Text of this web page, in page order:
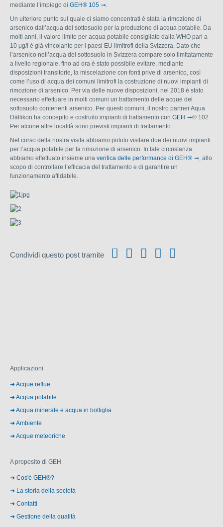
mediante l’impiego di GEH® 105
.
Un ulteriore punto sul quale ci siamo concentrati è stata la rimozione di
arsenico dall’acqua del sottosuolo per la produzione di acqua potabile. Da
molti anni, il valore limite per acqua potabile consigliato dalla WHO pari a
10 μg/l è già vincolante per i paesi EU limitrofi della Svizzera. Dato che
l’arsenico nell’acqua del sottosuolo in Svizzera compare solo limitatamente
a livello regionale, fino ad ora è stato possibile evitare, mediante
disposizioni transitorie, la miscelazione con fonti prive di arsenico, così
come l’uso di acqua dei comuni limitrofi la costruzione di nuovi impianti di
rimozione di arsenico. Per via delle nuove disposizioni, nel 2018 è stato
necessario effettuare in molti comuni un trattamento delle acque del
sottosuolo contenenti arsenico. Per questi comuni, il nostro partner Aqua
Dällikon ha concepito e costruito impianti di trattamento con GEH
® 102.
Per alcune altre località sono previsti impianti di trattamento.
Nel corso della nostra visita abbiamo potuto visitare due dei nuovi impianti
per l’acqua potabile per la rimozione di arsenico. In tale circostanza
abbiamo effettuato insieme una verifica delle performance di GEH®
, allo
scopo di controllare l’efficacia del trattamento e di garantire un
funzionamento affidabile.
Condividi questo post tramite
Applicazioni
Acque reflue
Acqua potabile
Acqua minerale e acqua in bottiglia
Ambiente
Acque meteoriche
A proposito di GEH
Cos'è GEH®?
La storia della società
Contatti
Gestione della qualità